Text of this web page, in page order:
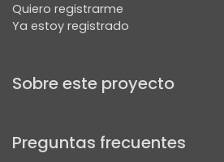
Quiero registrarme
Ya estoy registrado
Sobre este proyecto
Preguntas frecuentes